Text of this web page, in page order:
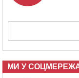
МИ У